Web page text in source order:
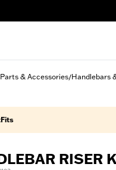
& Accessories/Handlebars
RISER